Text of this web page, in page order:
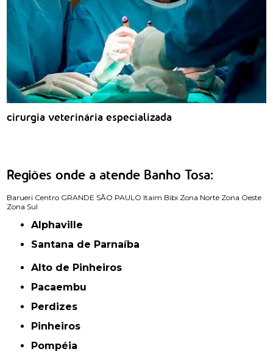
cirurgia veterinária especializada
Regiões onde a atende Banho Tosa:
Barueri Centro GRANDE SÃO PAULO Itaim Bibi Zona Norte Zona Oeste
Zona Sul
Alphaville
Santana de Parnaíba
Alto de Pinheiros
Pacaembu
Perdizes
Pinheiros
Pompéia